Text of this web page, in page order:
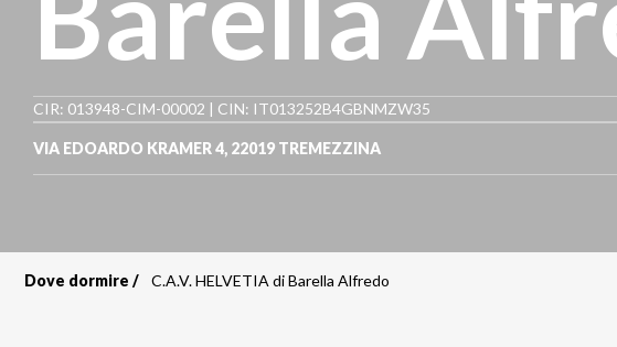
CIR: 013948-CIM-00002 | CIN: IT013252B4GBNMZW35
VIA EDOARDO KRAMER 4, 22019 TREMEZZINA
Dove dormire C.A.V. HELVETIA di Barella Alfredo